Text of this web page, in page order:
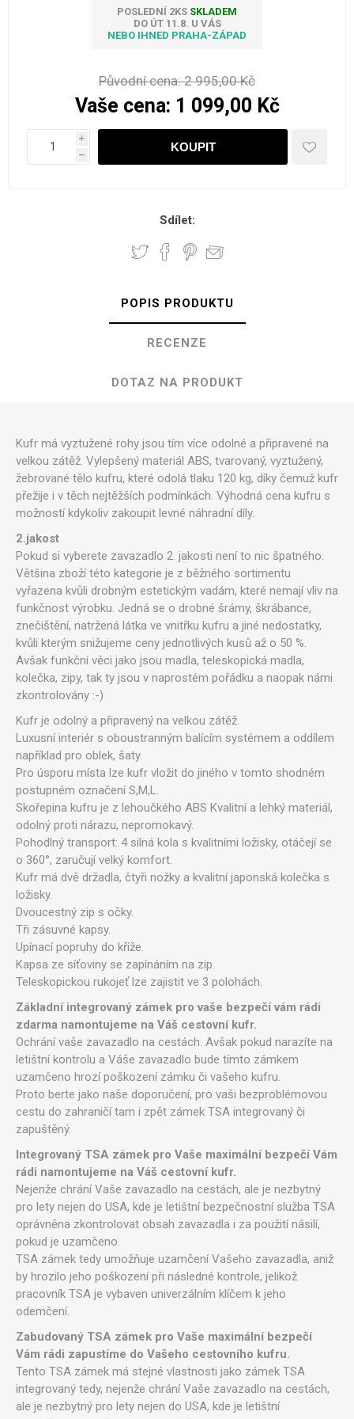
POSLEDNÍ 2KS SKLADEM
DO ÚT 11.8. U VÁS
NEBO IHNED PRAHA-ZÁPAD
Původní cena: 2 995,00 Kč
Vaše cena: 1 099,00 Kč
i
h
Sdílet:
POPIS PRODUKTU
RECENZE
DOTAZ NA PRODUKT
Kufr má vyztužené rohy jsou tím více odolné a připravené na
velkou zátěž. Vylepšený materiál ABS, tvarovaný, vyztužený,
žebrované tělo kufru, které odolá tlaku 120 kg, díky čemuž kufr
přežije i v těch nejtěžších podmínkách. Výhodná cena kufru s
možností kdykoliv zakoupit levné náhradní díly.
2.jakost
Pokud si vyberete zavazadlo 2. jakosti není to nic špatného.
Většina zboží této kategorie je z běžného sortimentu
vyřazena kvůli drobným estetickým vadám, které nemají vliv na
funkčnost výrobku. Jedná se o drobné šrámy, škrábance,
znečištění, natržená látka ve vnitřku kufru a jiné nedostatky,
kvůli kterým snižujeme ceny jednotlivých kusů až o 50 %.
Avšak funkční věci jako jsou madla, teleskopická madla,
kolečka, zipy, tak ty jsou v naprostém pořádku a naopak námi
zkontrolovány :-)
Kufr je odolný a připravený na velkou zátěž.
Luxusní interiér s oboustranným balícím systémem a oddílem
například pro oblek, šaty.
Pro úsporu místa lze kufr vložit do jiného v tomto shodném
postupném označení S,M,L.
Skořepina kufru je z lehoučkého ABS Kvalitní a lehký materiál,
odolný proti nárazu, nepromokavý.
Pohodlný transport: 4 silná kola s kvalitními ložisky, otáčejí se
o 360°, zaručují velký komfort.
Kufr má dvě držadla, čtyři nožky a kvalitní japonská kolečka s
ložisky.
Dvoucestný zip s očky.
Tři zásuvné kapsy.
Upínací popruhy do kříže.
Kapsa ze síťoviny se zapínáním na zip.
Teleskopickou rukojeť lze zajistit ve 3 polohách.
Základní integrovaný zámek pro vaše bezpečí vám rádi
zdarma namontujeme na Váš cestovní kufr.
Ochrání vaše zavazadlo na cestách. Avšak pokud narazíte na
letištní kontrolu a Váše zavazadlo bude tímto zámkem
uzamčeno hrozí poškození zámku či vašeho kufru.
Proto berte jako naše doporučení, pro vaši bezproblémovou
cestu do zahraničí tam i zpět zámek TSA integrovaný či
zapuštěný.
Integrovaný TSA zámek pro Vaše maximální bezpečí Vám
rádi namontujeme na Váš cestovní kufr.
Nejenže chrání Vaše zavazadlo na cestách, ale je nezbytný
pro lety nejen do USA, kde je letištní bezpečnostní služba TSA
oprávněna zkontrolovat obsah zavazadla i za použití násilí,
pokud je uzamčeno.
TSA zámek tedy umožňuje uzamčení Vašeho zavazadla, aniž
by hrozilo jeho poškození při následné kontrole, jelikož
pracovník TSA je vybaven univerzálním klíčem k jeho
odemčení.
Zabudovaný TSA zámek pro Vaše maximální bezpečí
Vám rádi zapustíme do Vašeho cestovního kufru.
Tento TSA zámek má stejné vlastnosti jako zámek TSA
integrovaný tedy, nejenže chrání Vaše zavazadlo na cestách,
ale je nezbytný pro lety nejen do USA, kde je letištní